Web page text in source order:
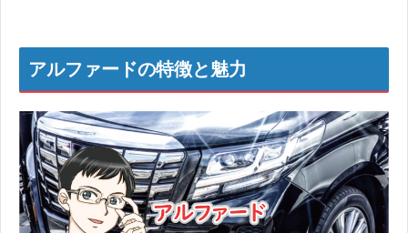
アルファードの特徴と魅力